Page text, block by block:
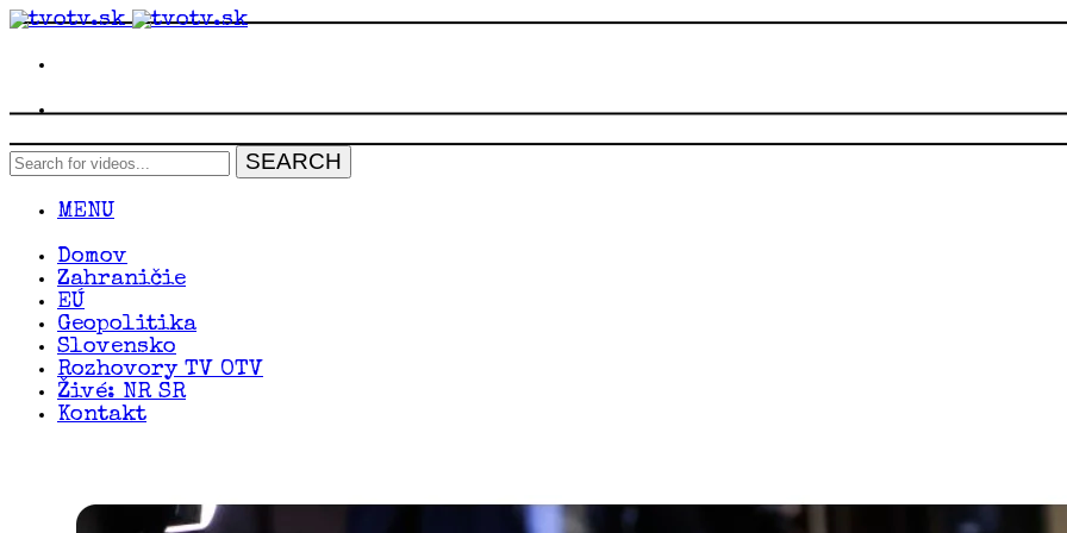
MENU
Domov
Zahraničie
EÚ
Geopolitika
Slovensko
Rozhovory TV OTV
Živé: NR SR
Kontakt